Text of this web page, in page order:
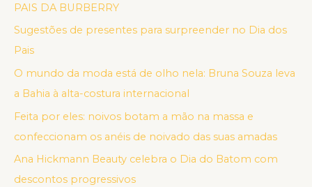
PAIS DA BURBERRY
Sugestões de presentes para surpreender no Dia dos
Pais
O mundo da moda está de olho nela: Bruna Souza leva
a Bahia à alta-costura internacional
Feita por eles: noivos botam a mão na massa e
confeccionam os anéis de noivado das suas amadas
Ana Hickmann Beauty celebra o Dia do Batom com
descontos progressivos